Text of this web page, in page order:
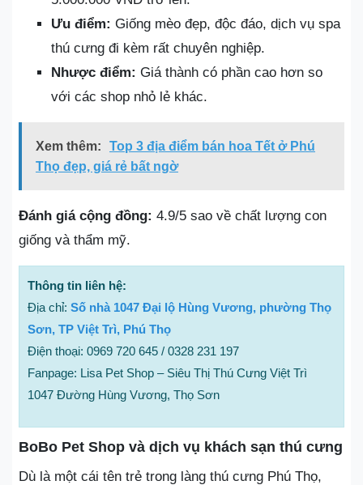
Ưu điểm: Giống mèo đẹp, độc đáo, dịch vụ spa
thú cưng đi kèm rất chuyên nghiệp.
Nhược điểm: Giá thành có phần cao hơn so
với các shop nhỏ lẻ khác.
Xem thêm:
Top 3 địa điểm bán hoa Tết ở Phú
Thọ đẹp, giá rẻ bất ngờ
Đánh giá cộng đồng: 4.9/5 sao về chất lượng con
giống và thẩm mỹ.
Thông tin liên hệ:
Địa chỉ: Số nhà 1047 Đại lộ Hùng Vương, phường Thọ
Sơn, TP Việt Trì, Phú Thọ
Điện thoại: 0969 720 645 / 0328 231 197
Fanpage: Lisa Pet Shop – Siêu Thị Thú Cưng Việt Trì
1047 Đường Hùng Vương, Thọ Sơn
BoBo Pet Shop và dịch vụ khách sạn thú cưng
Dù là một cái tên trẻ trong làng thú cưng Phú Thọ,